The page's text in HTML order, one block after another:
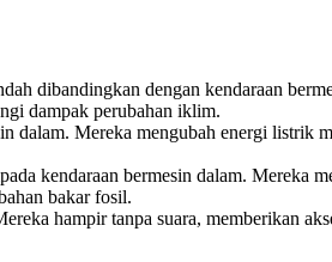
dibandingkan dengan kendaraan
dampak perubahan iklim.
dalam. Mereka mengubah energi listrik
kendaraan bermesin dalam. Mereka
bakar fosil.
hampir tanpa suara, memberikan